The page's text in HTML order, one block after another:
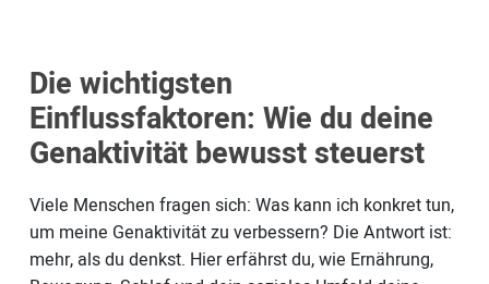
Die wichtigsten
Einflussfaktoren: Wie du deine
Genaktivität bewusst steuerst
Viele Menschen fragen sich: Was kann ich konkret tun,
um meine Genaktivität zu verbessern? Die Antwort ist:
mehr, als du denkst. Hier erfährst du, wie Ernährung,